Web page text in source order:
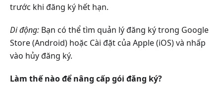
trước khi đăng ký hết hạn.
Di động: Bạn có thể tìm quản lý đăng ký trong Google
Store (Android) hoặc Cài đặt của Apple (iOS) và nhấp
vào hủy đăng ký.
Làm thế nào để nâng cấp gói đăng ký?